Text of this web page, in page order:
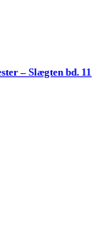
– Slægten bd. 11